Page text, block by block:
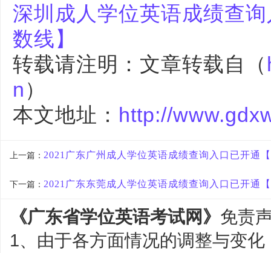
深圳成人学位英语成绩查
数线】
转载请注明：文章转载自（
n ）
本文地址： http://
上一篇： 2021广东广州成人学位英语成绩查询入口已开通
下一篇： 2021广东东莞成人学位英语成绩查询入口已开通
《广东省学位英语考试网》 免责
1、由于各方面情况的调整与变